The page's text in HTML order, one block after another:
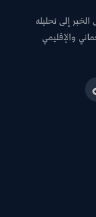
إلى تحليله
والإقليمي